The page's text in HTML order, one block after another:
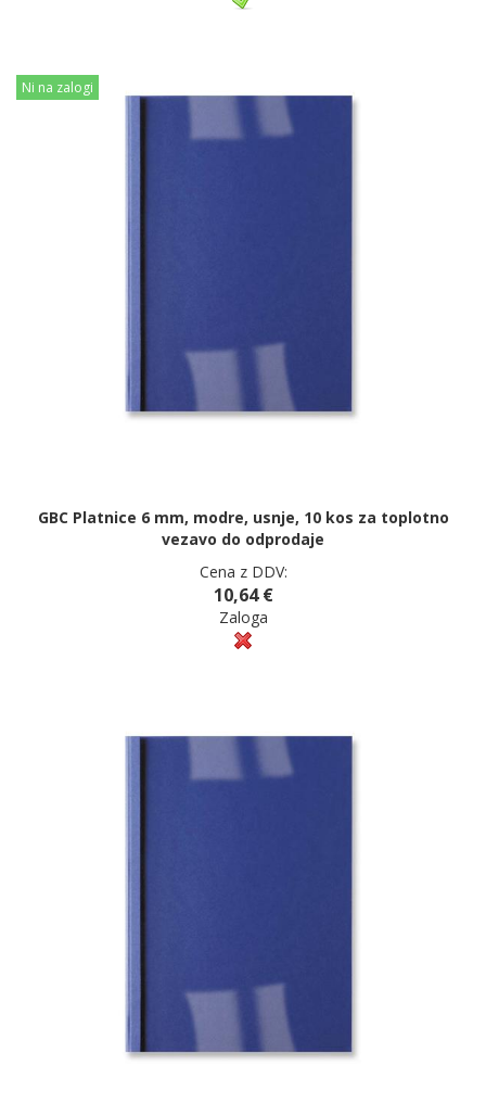
Ni na zalogi
GBC Platnice 6 mm, modre, usnje, 10 kos za toplotno
vezavo do odprodaje
Cena z DDV:
10,64 €
Zaloga